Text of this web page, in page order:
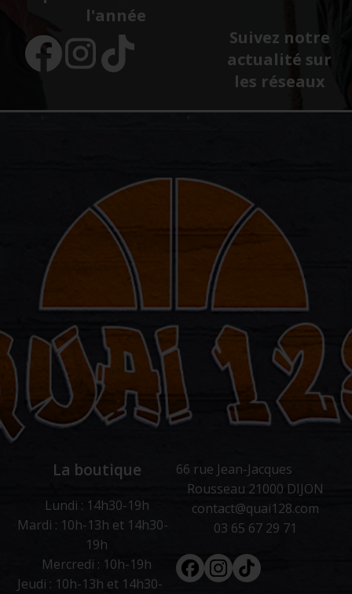
l'année
Suivez notre
actualité sur
les réseaux
La boutique
Lundi : 14h30-19h
Mardi : 10h-13h et 14h30-
19h
Mercredi : 10h-19h
Jeudi : 10h-13h et 14h30-
66 rue Jean-Jacques
Rousseau 21000 DIJON
contact@quai128.com
03 65 67 29 71
FacebookInstagram
Tiktok